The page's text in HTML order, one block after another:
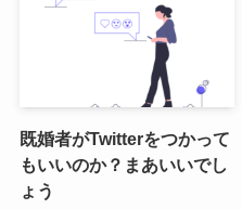
既婚者がTwitterをつかって
もいいのか？まあいいでし
ょう